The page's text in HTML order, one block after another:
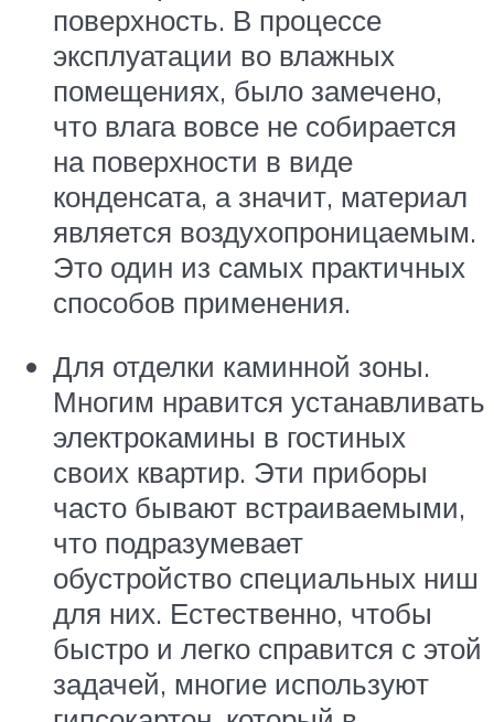
поверхность. В процессе
эксплуатации во влажных
помещениях, было замечено,
что влага вовсе не собирается
на поверхности в виде
конденсата, а значит, материал
является воздухопроницаемым.
Это один из самых практичных
способов применения.
Для отделки каминной зоны.
Многим нравится устанавливать
электрокамины в гостиных
своих квартир. Эти приборы
часто бывают встраиваемыми,
что подразумевает
обустройство специальных ниш
для них. Естественно, чтобы
быстро и легко справится с этой
задачей, многие используют